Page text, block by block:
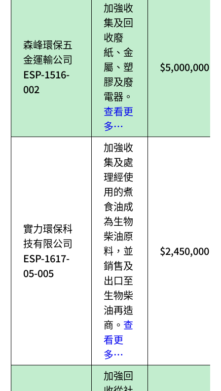
森峰環保五
金運輸公司
ESP-1516-
002
加強收
集及回
收廢
紙、金
屬、塑
膠及廢
電器。
查看更
多…
$5,000,000
實力環保科
技有限公司
ESP-1617-
05-005
加強收
集及處
理經使
用的煮
食油成
為生物
柴油原
料，並
銷售及
出口至
生物柴
油再造
商。 查
看更
多…
$2,450,000
加強回